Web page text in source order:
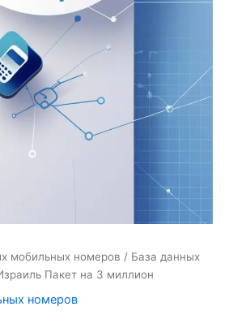
мобильных номеров / База данных
Пакет на 3 миллион
номеров